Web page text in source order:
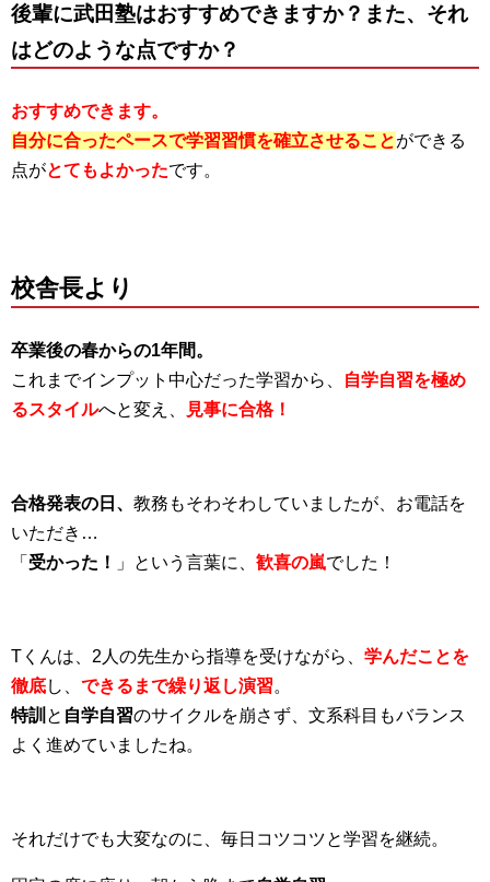
後輩に武田塾はおすすめできますか？また、それ
はどのような点ですか？
おすすめできます。
自分に合ったペースで学習習慣を確立させることができる
点がとてもよかったです。
校舎長より
卒業後の春からの1年間。
これまでインプット中心だった学習から、
自学自習を極め
るスタイルへと変え、 見事に合格！
合格発表の日、 教務もそわそわしていましたが、お電話を
いただき…
「 受かった！ 」という言葉に、 歓喜の嵐でした！
Tくんは、2人の先生から指導を受けながら、 学んだことを
徹底し、 できるまで繰り返し演習。
特訓 と 自学自習のサイクルを崩さず、文系科目もバランス
よく進めていましたね。
それだけでも大変なのに、毎日コツコツと学習を継続。